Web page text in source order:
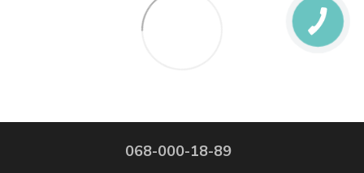
068-000-18-89